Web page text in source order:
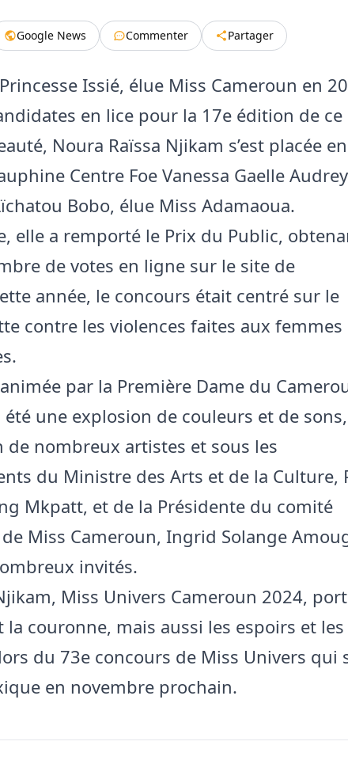
Google News Commenter Partager
Issié, élue Miss Cameroun en
en lice pour la 17e édition de ce
Noura Raïssa Njikam s’est placée
Centre Foe Vanessa Gaelle
Bobo, élue Miss Adamaoua.
elle a remporté le Prix du Public,
de votes en ligne sur le site de
année, le concours était centré sur le
contre les violences faites aux femmes
par la Première Dame du
été une explosion de couleurs et de
nombreux artistes et sous les
du Ministre des Arts et de la Culture,
Mkpatt, et de la Présidente du comité
Miss Cameroun, Ingrid Solange
invités.
Miss Univers Cameroun 2024,
couronne, mais aussi les espoirs et les
du 73e concours de Miss Univers qui
en novembre prochain.